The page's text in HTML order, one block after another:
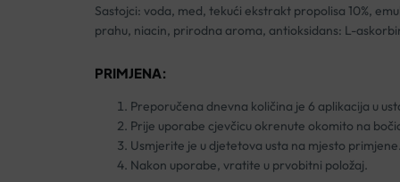
Sastojci: voda, med, tekući ekstrakt propolisa 10%,
prahu, niacin, prirodna aroma, antioksidans: L-
PRIMJENA:
Preporučena dnevna količina je 6 aplikacija u
Prije uporabe cjevčicu okrenute okomito na
Usmjerite je u djetetova usta na mjesto
Nakon uporabe, vratite u prvobitni položaj.